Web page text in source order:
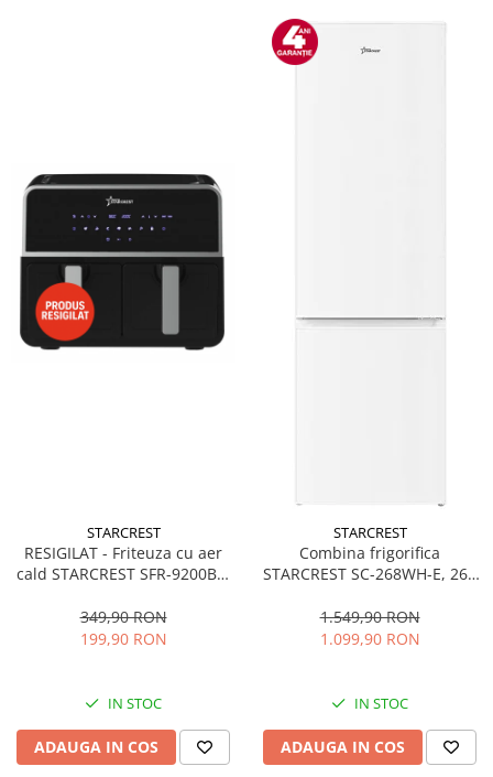
STARCREST
RESIGILAT - Friteuza cu aer
cald STARCREST SFR-9200BK,
Termostat 80 - 200 °C, 8
programe predefinite, Negru
349,90 RON
199,90 RON
IN STOC
ADAUGA IN COS
STARCREST
Combina frigorifica
STARCREST SC-268WH-E, 268
Termostat reglabil, Iluminare
LED, Picioare ajustabile, Usi
1.549,90 RON
1.099,90 RON
IN STOC
ADAUGA IN COS